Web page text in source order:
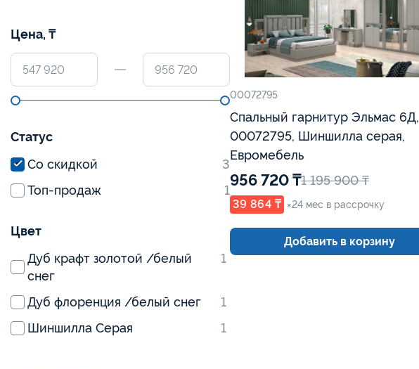
Цена, ₸
Статус
Со скидкой
3
Топ-продаж
1
Цвет
Дуб крафт золотой /белый
снег
1
Дуб флоренция /белый снег
1
Шиншилла Серая
1
00072795
Спальный гарнитур Эльмас 6Д,
00072795, Шиншилла серая,
Евромебель
956 720 ₸1 195 900 ₸
39 864 ₸ ×24 мес в рассрочку
Добавить в корзину